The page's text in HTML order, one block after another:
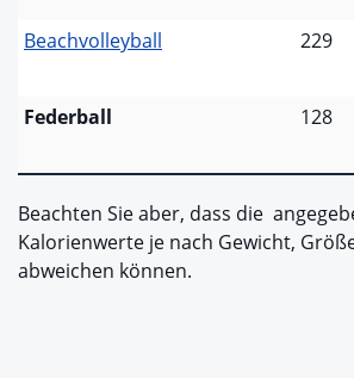
Beachvolleyball 229
Federball 128
Beachten Sie aber, dass die
Kalorienwerte je nach Gewicht,
abweichen können.